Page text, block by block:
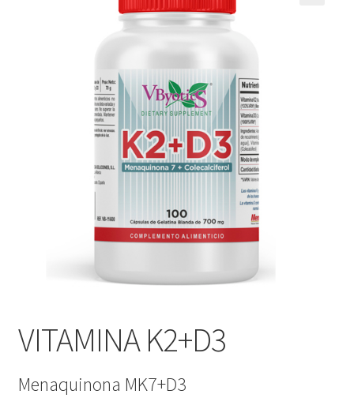
VITAMINA K2+D3
Menaquinona MK7+D3